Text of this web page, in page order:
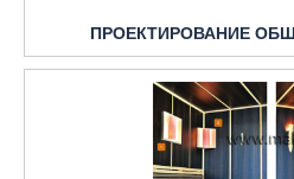
ПРОЕКТИРОВАНИЕ